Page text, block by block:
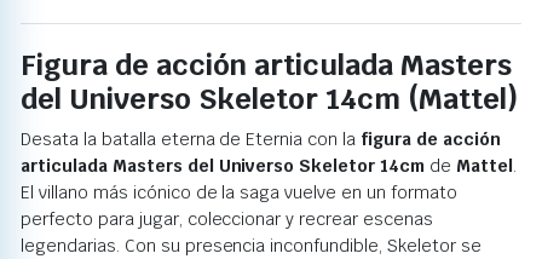
Figura de acción articulada Masters
del Universo Skeletor 14cm (Mattel)
Desata la batalla eterna de Eternia con la figura de acción
articulada Masters del Universo Skeletor 14cm de Mattel.
El villano más icónico de la saga vuelve en un formato
perfecto para jugar, coleccionar y recrear escenas
legendarias. Con su presencia inconfundible, Skeletor se